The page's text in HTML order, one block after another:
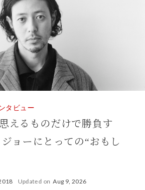
タビュー
えるものだけで勝負す
ョーにとっての“おもし
Updated on Aug 9, 2026